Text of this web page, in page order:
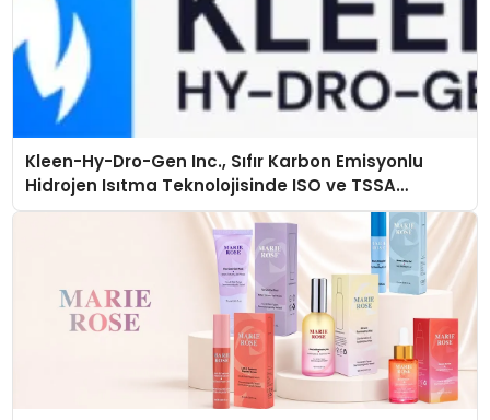
Kleen-Hy-Dro-Gen Inc., Sıfır Karbon Emisyonlu
Hidrojen Isıtma Teknolojisinde ISO ve TSSA
Düzenleyici Onaylarını Aldı